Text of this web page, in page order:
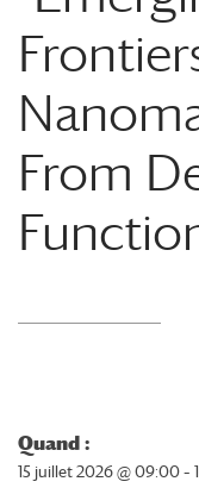
From
Quand :
15 juillet 2026 @ 09:00 –